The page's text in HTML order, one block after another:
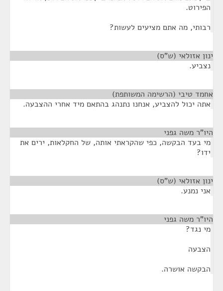
הפירוט.
רבותי, מה אתם מציעים לעשות?
ינון אזולאי (ש"ס)
נצביע.
אחמד טיבי (הרשימה המשותפת)
אתה יכול להצביע, אנחנו נתנהג בהתאם מיד אחרי ההצבעה.
היו"ר משה גפני
מי בעד הבקשה, כפי שהקראתי אותה, של החקלאות, ירים את
ידו?
ינון אזולאי (ש"ס)
אני נמנע.
היו"ר משה גפני
מי נגד?
הצבעה
הבקשה אושרה.